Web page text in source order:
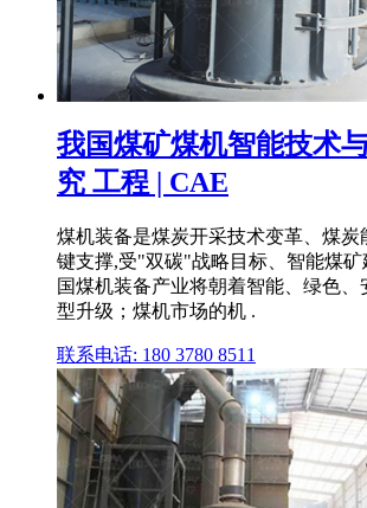
我国煤矿煤机智能技术
究 工程 | CAE
煤机装备是煤炭开采技术变革、煤炭
键支撑,受"双碳"战略目标、智能煤
国煤机装备产业将朝着智能、绿色
型升级；煤机市场的机 .
联系电话: 180 3780 8511